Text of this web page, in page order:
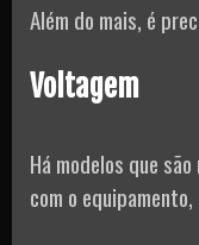
Além do mais, é
Voltagem
Há modelos que
com o